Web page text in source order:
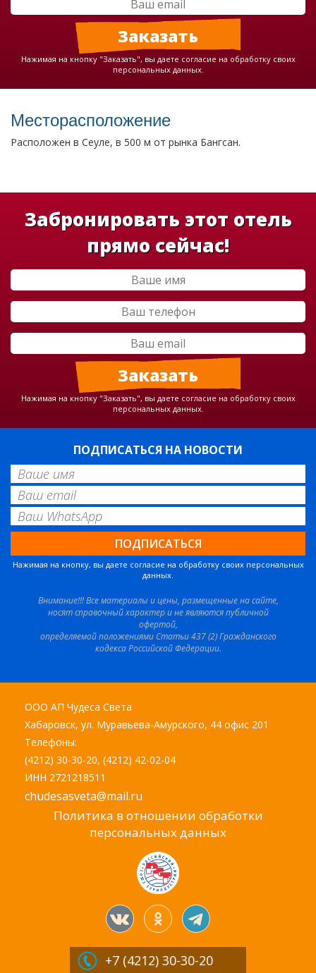
Нажимая на кнопку "Заказать", вы даете согласие на обработку своих
персональных данных.
Месторасположение
Расположен в Сеуле, в 500 м от рынка Бангсан.
Забронировать этот отель
прямо сейчас!
Нажимая на кнопку "Заказать", вы даете согласие на обработку своих
персональных данных.
ПОДПИСАТЬСЯ НА НОВОСТИ
Нажимая на кнопку, вы даете согласие на обработку своих персональных
данных.
Внимание!!! Все материалы и цены, размещенные на сайте,
носят справочный характер и не являются публичной
офертой,
определяемой положениями Статьи 437 (2) Гражданского
кодекса Российской Федерации.
ООО АП Чудеса Света
Хабаровск, ул. Муравьева-Амурского, 44 офис 201
Телефоны:
(4212) 30-30-20, (4212) 42-02-04
ИНН 2721218511
chudesasveta@mail.ru
Политика в отношении обработки
персональных данных
+7 (4212) 30-30-20